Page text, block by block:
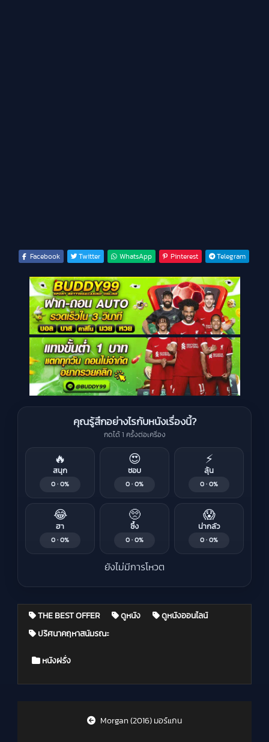
Facebook Twitter WhatsApp Pinterest Telegram
คุณรู้สึกอย่างไรกับหนังเรื่องนี้?
กดได้ 1 ครั้งต่อเครื่อง
🔥
สนุก
0 · 0%
😍
ชอบ
0 · 0%
⚡
ลุ้น
0 · 0%
😂
ฮา
0 · 0%
🥺
ซึ้ง
0 · 0%
😱
น่ากลัว
0 · 0%
ยังไม่มีการโหวต
THE BEST OFFER ดูหนัง ดูหนังออนไลน์
ปริศนาคฤหาสน์มรณะ
Posted in
หนังฝรั่ง
Morgan (2016) มอร์แกน